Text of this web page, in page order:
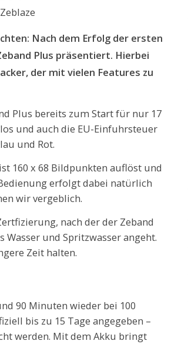
Nach dem Erfolg der ersten
Plus präsentiert. Hierbei
der mit vielen Features zu
Plus bereits zum Start für nur 17
und auch die EU-Einfuhrsteuer
und Rot.
160 x 68 Bildpunkten auflöst und
erfolgt dabei natürlich
wir vergeblich.
nach der der Zeband
und Spritzwasser angeht.
Zeit halten.
90 Minuten wieder bei 100
bis zu 15 Tage angegeben –
werden. Mit dem Akku bringt